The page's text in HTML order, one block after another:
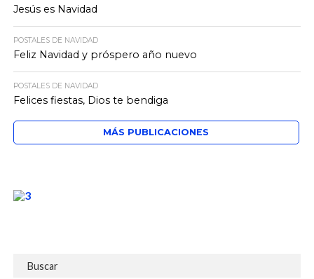
Jesús es Navidad
POSTALES DE NAVIDAD
Feliz Navidad y próspero año nuevo
POSTALES DE NAVIDAD
Felices fiestas, Dios te bendiga
MÁS PUBLICACIONES